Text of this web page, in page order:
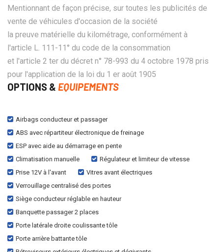
Mentionnant de façon précise, sur toutes les publicités de
vente de véhicules d'occasion de la société
la preuve matérielle du kilométrage, conformément à
l'article L. 111-11° du code de la consommation
et l'article 2 ter du décret n° 78-993 du 4 octobre 1978 pris
pour l'application de la loi du 1 er août 1905
OPTIONS & EQUIPEMENTS
Airbags conducteur et passager
ABS avec répartiteur électronique de freinage
ESP avec aide au démarrage en pente
Climatisation manuelle
Régulateur et limiteur de vitesse
Prise 12V à l'avant
Vitres avant électriques
Verrouillage centralisé des portes
Siège conducteur réglable en hauteur
Banquette passager 2 places
Porte latérale droite coulissante tôle
Porte arrière battante tôle